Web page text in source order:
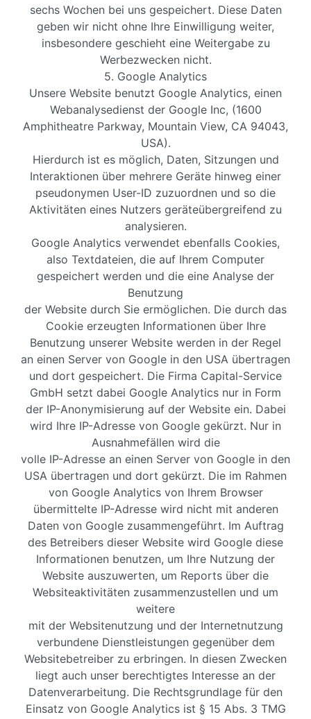
sechs Wochen bei uns gespeichert. Diese Daten
geben wir nicht ohne Ihre Einwilligung weiter,
insbesondere geschieht eine Weitergabe zu
Werbezwecken nicht.
5. Google Analytics
Unsere Website benutzt Google Analytics, einen
Webanalysedienst der Google Inc, (1600
Amphitheatre Parkway, Mountain View, CA 94043,
USA).
Hierdurch ist es möglich, Daten, Sitzungen und
Interaktionen über mehrere Geräte hinweg einer
pseudonymen User-ID zuzuordnen und so die
Aktivitäten eines Nutzers geräteübergreifend zu
analysieren.
Google Analytics verwendet ebenfalls Cookies,
also Textdateien, die auf Ihrem Computer
gespeichert werden und die eine Analyse der
Benutzung
der Website durch Sie ermöglichen. Die durch das
Cookie erzeugten Informationen über Ihre
Benutzung unserer Website werden in der Regel
an einen Server von Google in den USA übertragen
und dort gespeichert. Die Firma Capital-Service
GmbH setzt dabei Google Analytics nur in Form
der IP-Anonymisierung auf der Website ein. Dabei
wird Ihre IP-Adresse von Google gekürzt. Nur in
Ausnahmefällen wird die
volle IP-Adresse an einen Server von Google in den
USA übertragen und dort gekürzt. Die im Rahmen
von Google Analytics von Ihrem Browser
übermittelte IP-Adresse wird nicht mit anderen
Daten von Google zusammengeführt. Im Auftrag
des Betreibers dieser Website wird Google diese
Informationen benutzen, um Ihre Nutzung der
Website auszuwerten, um Reports über die
Websiteaktivitäten zusammenzustellen und um
weitere
mit der Websitenutzung und der Internetnutzung
verbundene Dienstleistungen gegenüber dem
Websitebetreiber zu erbringen. In diesen Zwecken
liegt auch unser berechtigtes Interesse an der
Datenverarbeitung. Die Rechtsgrundlage für den
Einsatz von Google Analytics ist § 15 Abs. 3 TMG